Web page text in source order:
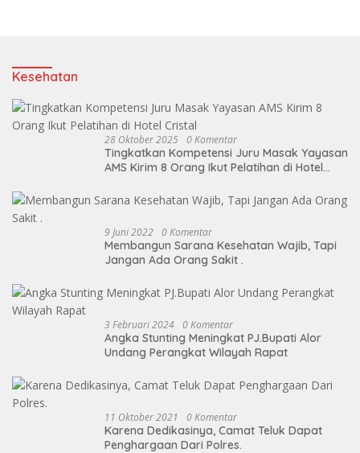
Kesehatan
28 Oktober 2025 0 Komentar
Tingkatkan Kompetensi Juru Masak Yayasan
AMS Kirim 8 Orang Ikut Pelatihan di Hotel
9 Juni 2022 0 Komentar
Membangun Sarana Kesehatan Wajib, Tapi
Jangan Ada Orang Sakit .
3 Februari 2024 0 Komentar
Angka Stunting Meningkat PJ.Bupati Alor
Undang Perangkat Wilayah Rapat
11 Oktober 2021 0 Komentar
Karena Dedikasinya, Camat Teluk Dapat
Penghargaan Dari Polres.